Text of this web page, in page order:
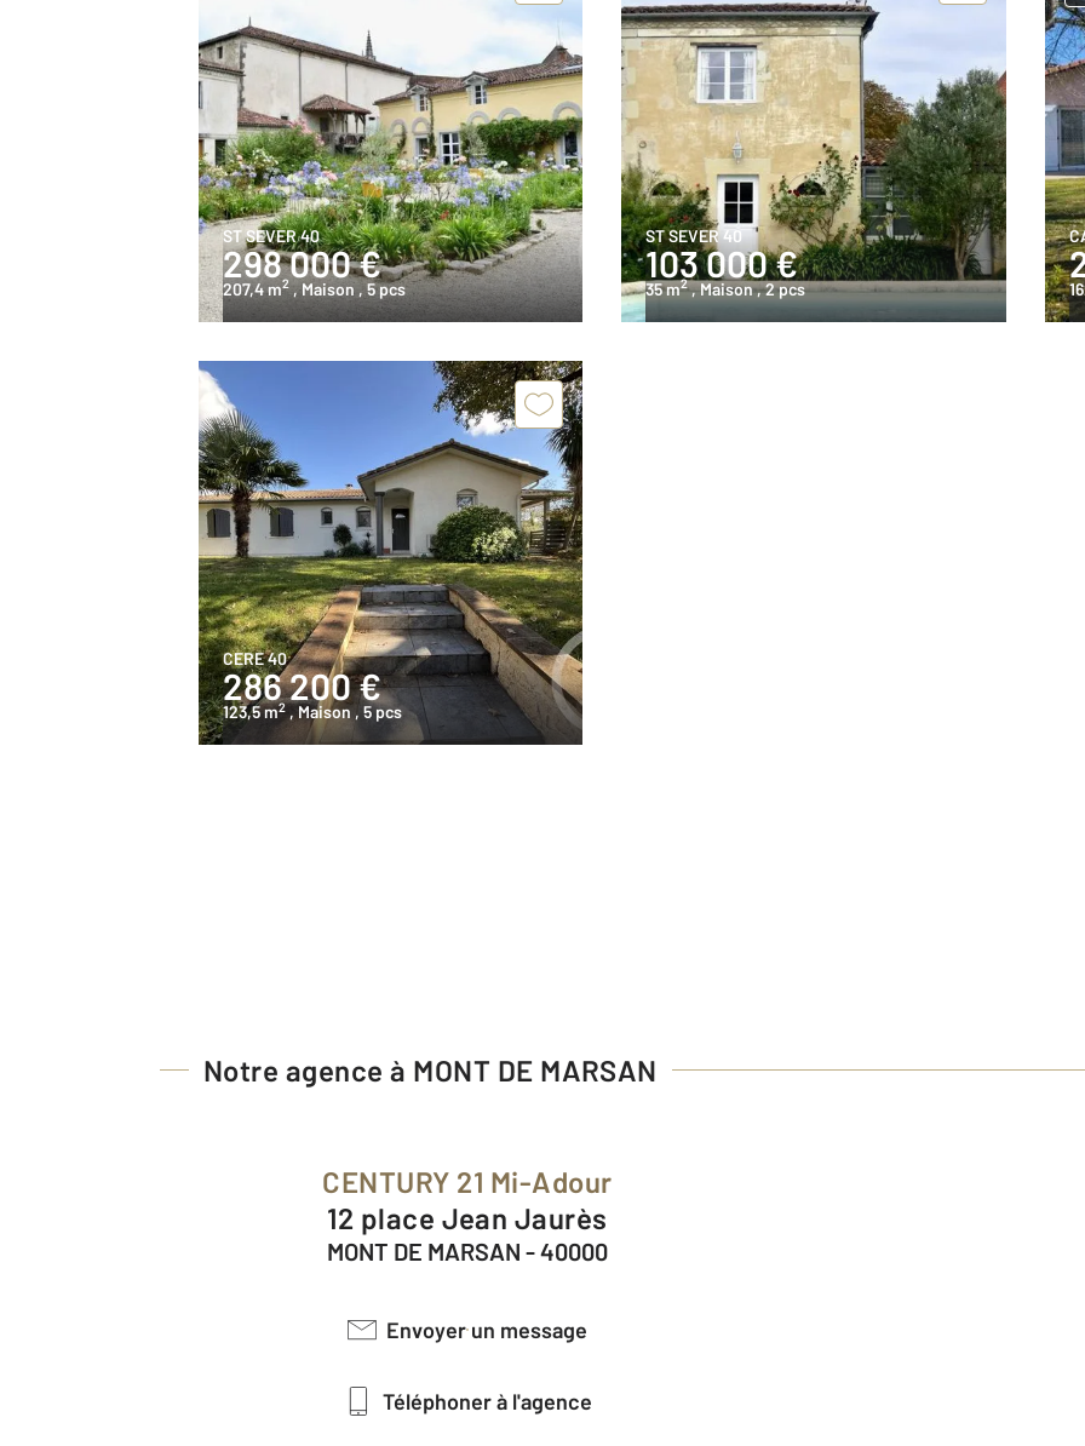
ST SEVER 40
298 000 €
207,4 m2 , Maison , 5 pcs
ST SEVER 40
103 000 €
35 m2 , Maison, 2 pcs
CERE 40
286 200 €
123,5 m2 , Maison , 5 pcs
Notre agence à MONT DE MARSAN
CENTURY 21 Mi-Adour
12 place Jean Jaurès
MONT DE MARSAN - 40000
Envoyer un message
Téléphoner à l'agence